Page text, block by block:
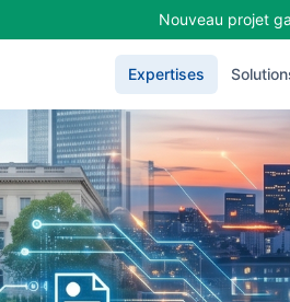
Nouveau projet
Expertises